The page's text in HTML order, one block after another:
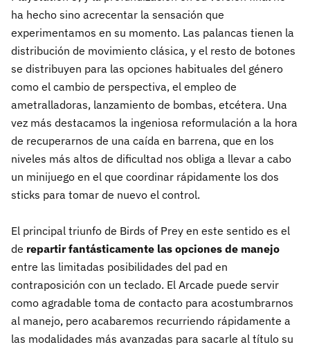
ha hecho sino acrecentar la sensación que
experimentamos en su momento. Las palancas tienen la
distribución de movimiento clásica, y el resto de botones
se distribuyen para las opciones habituales del género
como el cambio de perspectiva, el empleo de
ametralladoras, lanzamiento de bombas, etcétera. Una
vez más destacamos la ingeniosa reformulación a la hora
de recuperarnos de una caída en barrena, que en los
niveles más altos de dificultad nos obliga a llevar a cabo
un minijuego en el que coordinar rápidamente los dos
sticks para tomar de nuevo el control.
El principal triunfo de Birds of Prey en este sentido es el
de repartir fantásticamente las opciones de manejo
entre las limitadas posibilidades del pad en
contraposición con un teclado. El Arcade puede servir
como agradable toma de contacto para acostumbrarnos
al manejo, pero acabaremos recurriendo rápidamente a
las modalidades más avanzadas para sacarle al título su